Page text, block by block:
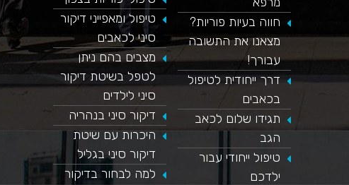
חווה בעיות פוריות?
מצאנו את התשובה
עבורך!
דרך ייחודית לטיפול
בכאבים
תגידו שלום לכאב
הגב
טיפול ייחודי עבור
ילדכם
טיפול ומאפייני דיקור
סיני לכאבים
מצבים בהם ניתן
לטפל בשיטת דיקור
סיני לילדים
דיקור סיני בנהריה
היכרות עם שיטת
דיקור סיני בגליל
למה לבחור בדיקור